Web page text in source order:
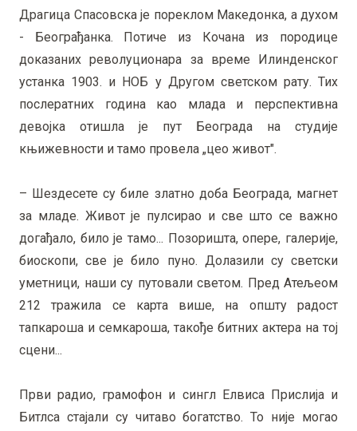
Драгица Спасовска је пореклом Македонка, а духом
- Београђанка. Потиче из Кочана из породице
доказаних револуционара за време Илинденског
устанка 1903. и НОБ у Другом светском рату. Тих
послератних година као млада и перспективна
девојка отишла је пут Београда на студије
књижевности и тамо провела „цео живот".
– Шездесете су биле златно доба Београда, магнет
за младе. Живот је пулсирао и све што се важно
догађало, било је тамо... Позоришта, опере, галерије,
биоскопи, све је било пуно. Долазили су светски
уметници, наши су путовали светом. Пред Атељеом
212 тражила се карта више, на општу радост
тапкароша и семкароша, такође битних актера на тој
сцени...
Први радио, грамофон и сингл Елвиса Прислија и
Битлса стајали су читаво богатство. То није могао